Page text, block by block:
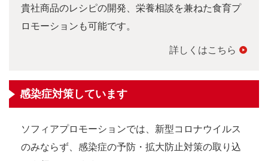
貴社商品のレシピの開発、栄養相談を兼ねた食育プ
ロモーションも可能です。
詳しくはこちら
感染症対策しています
ソフィアプロモーションでは、新型コロナウイルス
のみならず、感染症の予防・拡大防止対策の取り込